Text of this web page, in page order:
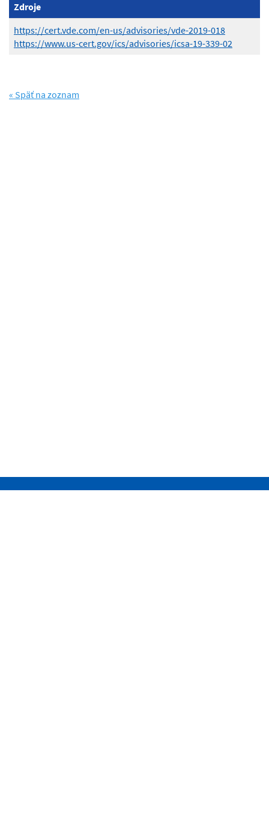
Zdroje
https://cert.vde.com/en-us/advisories/vde-2019-018
https://www.us-cert.gov/ics/advisories/icsa-19-339-02
« Späť na zoznam